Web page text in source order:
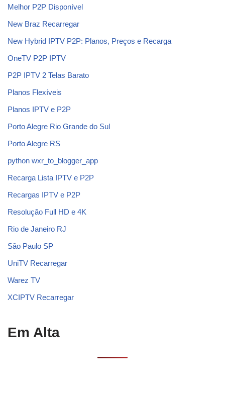
Melhor P2P Disponível
New Braz Recarregar
New Hybrid IPTV P2P: Planos, Preços e Recarga
OneTV P2P IPTV
P2P IPTV 2 Telas Barato
Planos Flexíveis
Planos IPTV e P2P
Porto Alegre Rio Grande do Sul
Porto Alegre RS
python wxr_to_blogger_app
Recarga Lista IPTV e P2P
Recargas IPTV e P2P
Resolução Full HD e 4K
Rio de Janeiro RJ
São Paulo SP
UniTV Recarregar
Warez TV
XCIPTV Recarregar
Em Alta